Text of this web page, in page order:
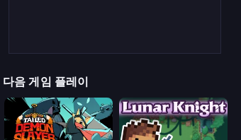
다음 게임 플레이